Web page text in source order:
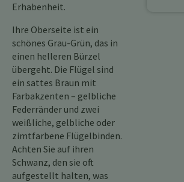
Erhabenheit.
Ihre Oberseite ist ein
schönes Grau-Grün, das in
einen helleren Bürzel
übergeht. Die Flügel sind
ein sattes Braun mit
Farbakzenten – gelbliche
Federränder und zwei
weißliche, gelbliche oder
zimtfarbene Flügelbinden.
Achten Sie auf ihren
Schwanz, den sie oft
aufgestellt halten, was